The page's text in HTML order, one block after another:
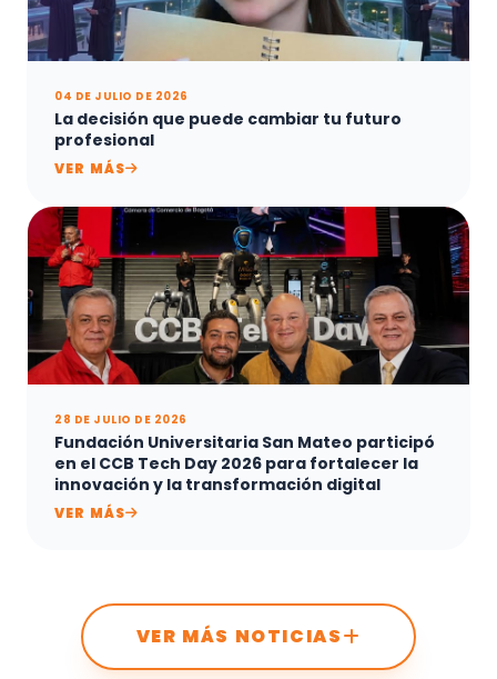
04 DE JULIO DE 2026
La decisión que puede cambiar tu futuro
profesional
VER MÁS
28 DE JULIO DE 2026
Fundación Universitaria San Mateo participó
en el CCB Tech Day 2026 para fortalecer la
innovación y la transformación digital
VER MÁS
VER MÁS NOTICIAS